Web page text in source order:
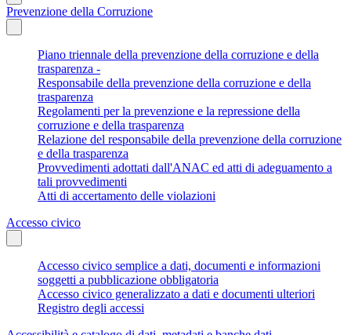
Prevenzione della Corruzione
Piano triennale della prevenzione della corruzione e della
trasparenza -
Responsabile della prevenzione della corruzione e della
trasparenza
Regolamenti per la prevenzione e la repressione della
corruzione e della trasparenza
Relazione del responsabile della prevenzione della corruzione
e della trasparenza
Provvedimenti adottati dall'ANAC ed atti di adeguamento a
tali provvedimenti
Atti di accertamento delle violazioni
Accesso civico
Accesso civico semplice a dati, documenti e informazioni
soggetti a pubblicazione obbligatoria
Accesso civico generalizzato a dati e documenti ulteriori
Registro degli accessi